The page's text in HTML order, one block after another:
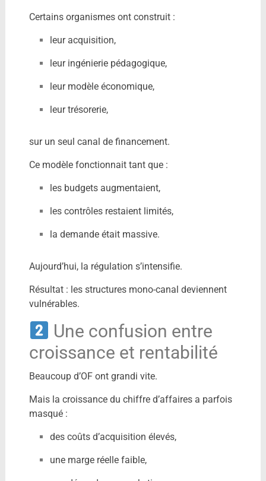
Certains organismes ont construit :
leur acquisition,
leur ingénierie pédagogique,
leur modèle économique,
leur trésorerie,
sur un seul canal de financement.
Ce modèle fonctionnait tant que :
les budgets augmentaient,
les contrôles restaient limités,
la demande était massive.
Aujourd’hui, la régulation s’intensifie.
Résultat : les structures mono-canal deviennent
vulnérables.
Une confusion entre
croissance et rentabilité
Beaucoup d’OF ont grandi vite.
Mais la croissance du chiffre d’affaires a parfois
masqué :
des coûts d’acquisition élevés,
une marge réelle faible,